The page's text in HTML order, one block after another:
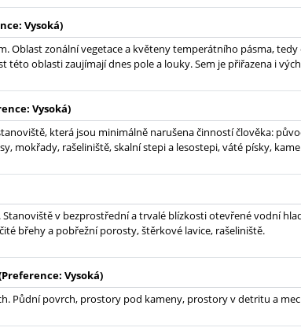
Vysoká)
Oblast zonální vegetace a květeny temperátního pásma,
této oblasti zaujímají dnes pole a louky. Sem je přiřazena i
Vysoká)
která jsou minimálně narušena činností člověka:
mokřady, rašeliniště, skalní stepi a lesostepi, váté písky,
Stanoviště v bezprostřední a trvalé blízkosti otevřené vodní
břehy a pobřežní porosty, štěrkové lavice, rašeliniště.
Vysoká)
Půdní povrch, prostory pod kameny, prostory v detritu a